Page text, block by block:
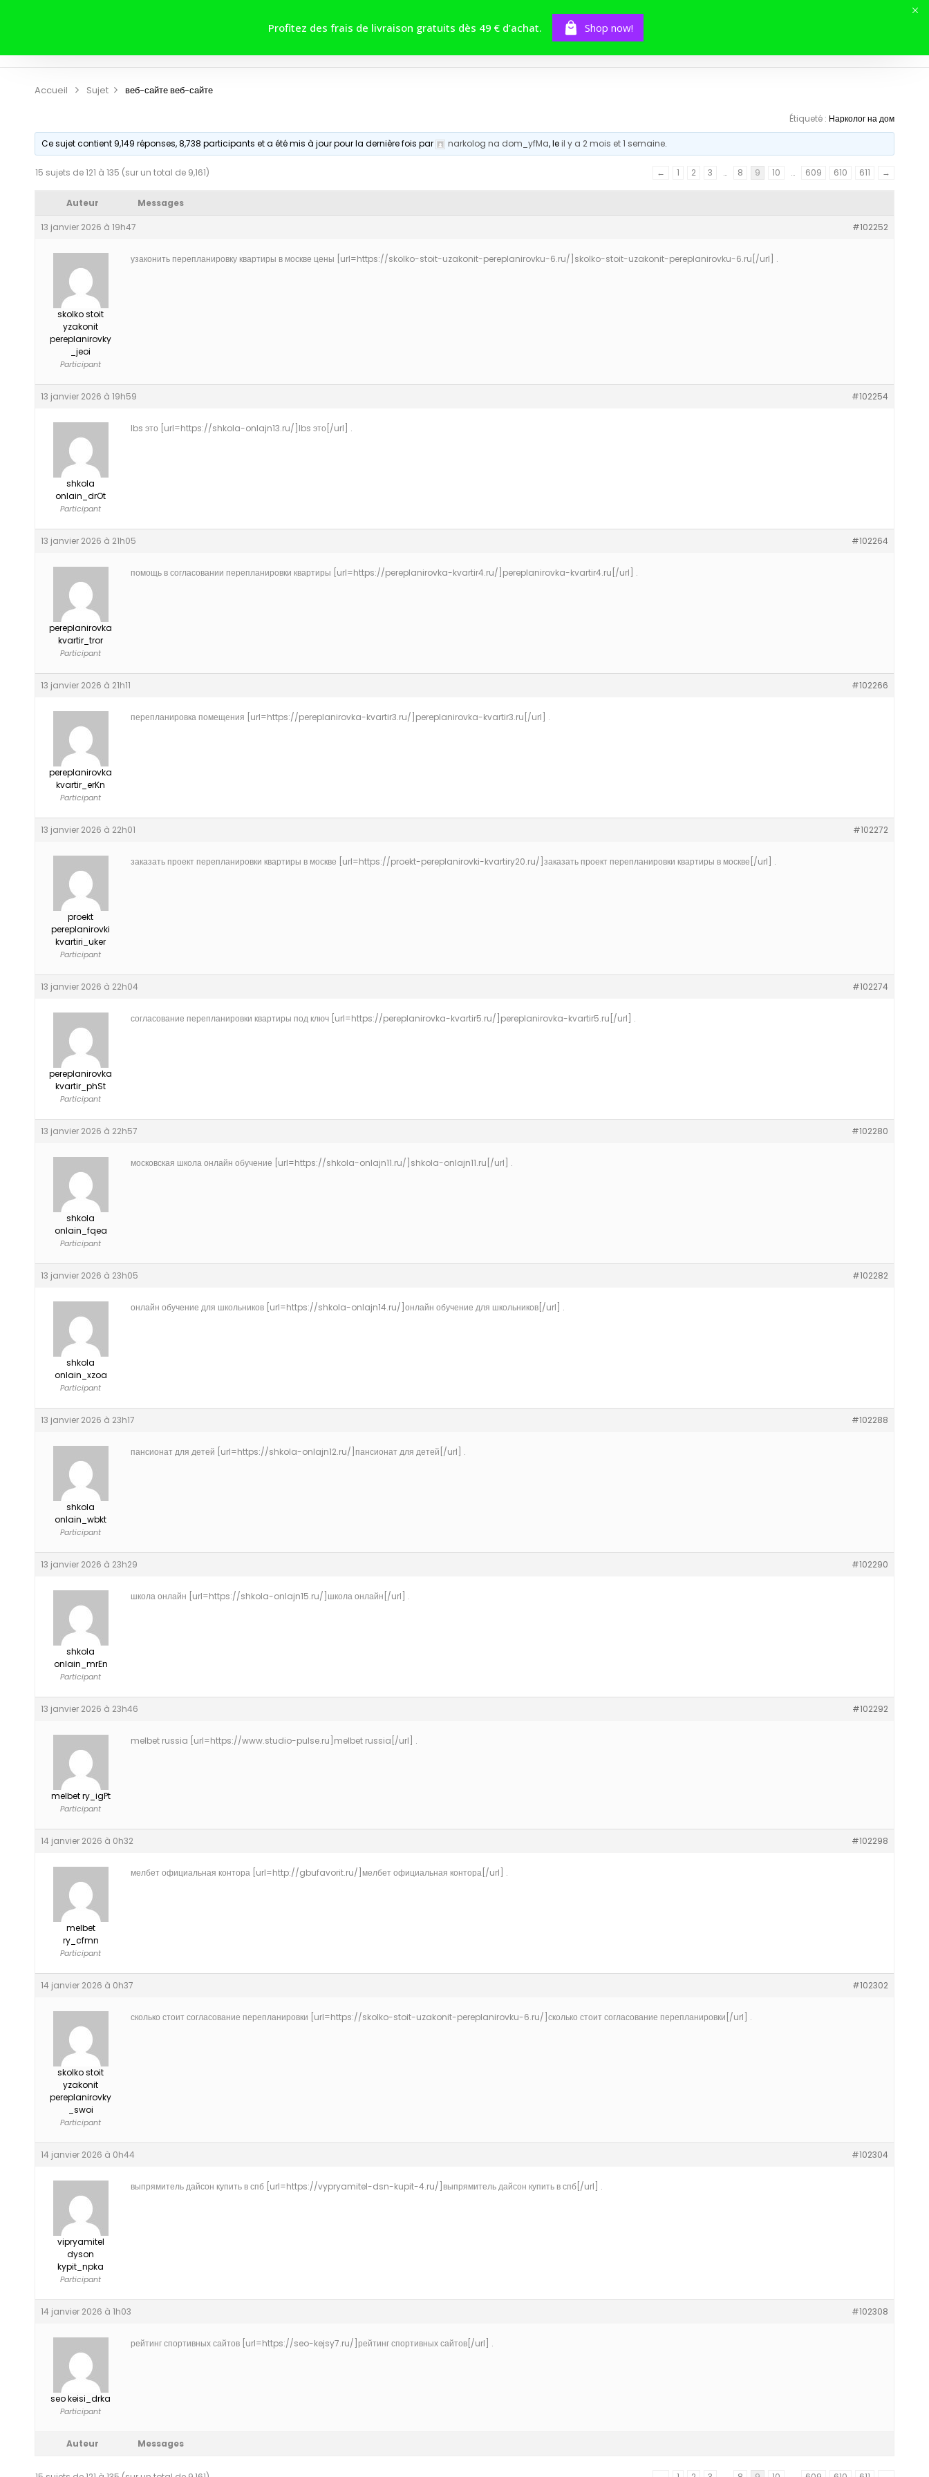
Profitez des frais de livraison gratuits dès 49 € d’achat. Shop now!
A PROPOS DE NOUS BOUTIQUE TOMES
CONCOURS
Accueil Sujet веб-сайтевеб-сайте
Étiqueté : Нарколог на дом
Ce sujet contient 9,149 réponses, 8,738 participants et a été mis à jour pour la dernière fois par narkolog na dom_yfMa, leil y a 2 mois et 1 semaine.
15 sujets de 121 à 135 (sur un total de 9,161) ← 1 2 3 … 8 9 10 … 609 610 611 →
Auteur Messages
13 janvier 2026 à 19h47 #102252
skolko stoit
yzakonit
pereplanirovky
_jeoi
Participant
узаконить перепланировку квартиры в москве цены [url=https://skolko-stoit-uzakonit-pereplanirovku-6.ru/]skolko-stoit-uzakonit-pereplanirovku-6.ru[/url] .
13 janvier 2026 à 19h59 #102254
shkola
onlain_drOt
Participant
lbs это [url=https://shkola-onlajn13.ru/]lbs это[/url] .
13 janvier 2026 à 21h05 #102264
pereplanirovka
kvartir_tror
Participant
помощь в согласовании перепланировки квартиры [url=https://pereplanirovka-kvartir4.ru/]pereplanirovka-kvartir4.ru[/url] .
13 janvier 2026 à 21h11 #102266
pereplanirovka
kvartir_erKn
Participant
перепланировка помещения [url=https://pereplanirovka-kvartir3.ru/]pereplanirovka-kvartir3.ru[/url] .
13 janvier 2026 à 22h01 #102272
proekt
pereplanirovki
kvartiri_uker
Participant
заказать проект перепланировки квартиры в москве [url=https://proekt-pereplanirovki-kvartiry20.ru/]заказать проект перепланировки квартиры в москве[/url] .
13 janvier 2026 à 22h04 #102274
pereplanirovka
kvartir_phSt
Participant
согласование перепланировки квартиры под ключ [url=https://pereplanirovka-kvartir5.ru/]pereplanirovka-kvartir5.ru[/url] .
13 janvier 2026 à 22h57 #102280
shkola
onlain_fqea
Participant
московская школа онлайн обучение [url=https://shkola-onlajn11.ru/]shkola-onlajn11.ru[/url] .
13 janvier 2026 à 23h05 #102282
shkola
onlain_xzoa
Participant
онлайн обучение для школьников [url=https://shkola-onlajn14.ru/]онлайн обучение для школьников[/url] .
13 janvier 2026 à 23h17 #102288
shkola
onlain_wbkt
Participant
пансионат для детей [url=https://shkola-onlajn12.ru/]пансионат для детей[/url] .
13 janvier 2026 à 23h29 #102290
shkola
onlain_mrEn
Participant
школа онлайн [url=https://shkola-onlajn15.ru/]школа онлайн[/url] .
13 janvier 2026 à 23h46 #102292
melbet ry_igPt
Participant
melbet russia [url=https://www.studio-pulse.ru]melbet russia[/url] .
14 janvier 2026 à 0h32 #102298
melbet
ry_cfmn
Participant
мелбет официальная контора [url=http://gbufavorit.ru/]мелбет официальная контора[/url] .
14 janvier 2026 à 0h37 #102302
skolko stoit
yzakonit
pereplanirovky
_swoi
Participant
сколько стоит согласование перепланировки [url=https://skolko-stoit-uzakonit-pereplanirovku-6.ru/]сколько стоит согласование перепланировки[/url] .
14 janvier 2026 à 0h44 #102304
vipryamitel
dyson
kypit_npka
Participant
выпрямитель дайсон купить в спб [url=https://vypryamitel-dsn-kupit-4.ru/]выпрямитель дайсон купить в спб[/url] .
14 janvier 2026 à 1h03 #102308
seo keisi_drka
Participant
рейтинг спортивных сайтов [url=https://seo-kejsy7.ru/]рейтинг спортивных сайтов[/url] .
Auteur Messages